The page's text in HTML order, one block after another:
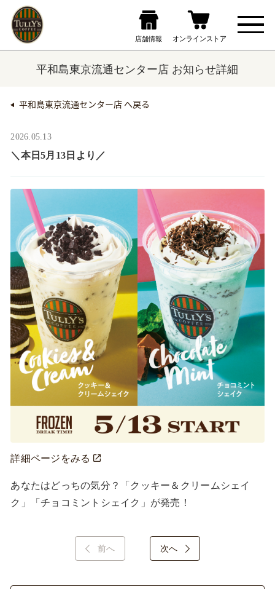
平和島東京流通センター店 お知らせ詳細
平和島東京流通センター店 へ戻る
2026.05.13
＼本日5月13日より／
詳細ページをみる
あなたはどっちの気分？「クッキー＆クリームシェイ
ク」「チョコミントシェイク」が発売！
前へ 次へ